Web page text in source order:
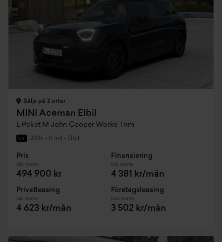
Säljs på 2 orter
MINI Aceman Elbil
E Paket M John Cooper Works Trim
NY 2025 • 0 mil • Elbil
Pris
Inkl. moms
494 900 kr
Finansiering
Inkl. moms
4 381 kr/mån
Privatleasing
Inkl. moms
4 623 kr/mån
Företagsleasing
Exkl. moms
3 502 kr/mån